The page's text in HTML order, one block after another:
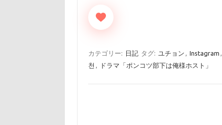
カテゴリー: 日記 タグ: ユチョン , Instagram ,
천 , ドラマ「ポンコツ部下は俺様ホスト」